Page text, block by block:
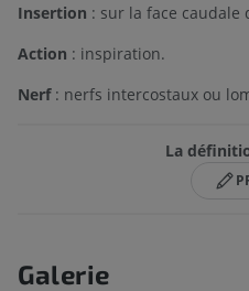
Insertion : sur la face caudale
Action : inspiration.
Nerf : nerfs intercostaux ou
La
Galerie